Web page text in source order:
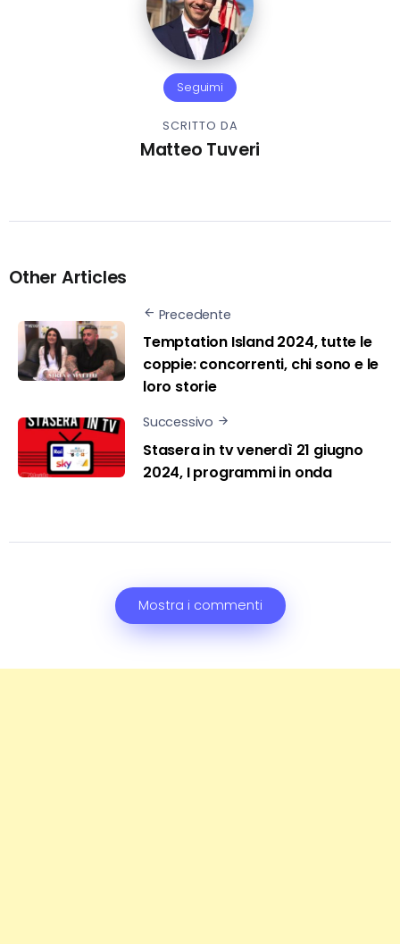
Seguimi
SCRITTO DA
Matteo Tuveri
Other Articles
Precedente
Temptation Island 2024, tutte le
coppie: concorrenti, chi sono e le
loro storie
Successivo
Stasera in tv venerdì 21 giugno
2024, I programmi in onda
Mostra i commenti